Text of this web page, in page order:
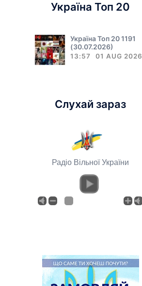
Україна Топ 20
Україна Топ 20 1191
(30.07.2026)
13:57 01 AUG 2026
Слухай зараз
Радіо Вільної України